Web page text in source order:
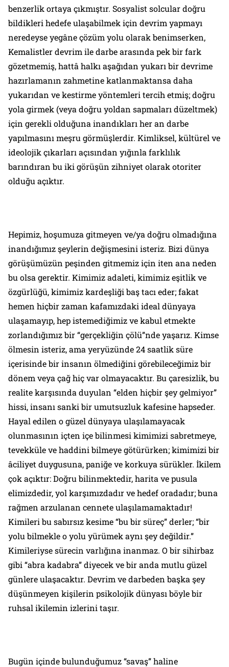
benzerlik ortaya çıkmıştır. Sosyalist solcular doğru
bildikleri hedefe ulaşabilmek için devrim yapmayı
neredeyse yegâne çözüm yolu olarak benimserken,
Kemalistler devrim ile darbe arasında pek bir fark
gözetmemiş, hattâ halkı aşağıdan yukarı bir devrime
hazırlamanın zahmetine katlanmaktansa daha
yukarıdan ve kestirme yöntemleri tercih etmiş; doğru
yola girmek (veya doğru yoldan sapmaları düzeltmek)
için gerekli olduğuna inandıkları her an darbe
yapılmasını meşru görmüşlerdir. Kimliksel, kültürel ve
ideolojik çıkarları açısından yığınla farklılık
barındıran bu iki görüşün zihniyet olarak otoriter
olduğu açıktır.
Hepimiz, hoşumuza gitmeyen ve/ya doğru olmadığına
inandığımız şeylerin değişmesini isteriz. Bizi dünya
görüşümüzün peşinden gitmemiz için iten ana neden
bu olsa gerektir. Kimimiz adaleti, kimimiz eşitlik ve
özgürlüğü, kimimiz kardeşliği baş tacı eder; fakat
hemen hiçbir zaman kafamızdaki ideal dünyaya
ulaşamayıp, hep istemediğimiz ve kabul etmekte
zorlandığımız bir “gerçekliğin çölü”nde yaşarız. Kimse
ölmesin isteriz, ama yeryüzünde 24 saatlik süre
içerisinde bir insanın ölmediğini görebileceğimiz bir
dönem veya çağ hiç var olmayacaktır. Bu çaresizlik, bu
realite karşısında duyulan “elden hiçbir şey gelmiyor”
hissi, insanı sanki bir umutsuzluk kafesine hapseder.
Hayal edilen o güzel dünyaya ulaşılamayacak
olunmasının içten içe bilinmesi kimimizi sabretmeye,
tevekküle ve haddini bilmeye götürürken; kimimizi bir
âciliyet duygusuna, paniğe ve korkuya sürükler. İkilem
çok açıktır: Doğru bilinmektedir, harita ve pusula
elimizdedir, yol karşımızdadır ve hedef oradadır; buna
rağmen arzulanan cennete ulaşılamamaktadır!
Kimileri bu sabırsız kesime “bu bir süreç” derler; “bir
yolu bilmekle o yolu yürümek aynı şey değildir.”
Kimileriyse sürecin varlığına inanmaz. O bir sihirbaz
gibi “abra kadabra” diyecek ve bir anda mutlu güzel
günlere ulaşacaktır. Devrim ve darbeden başka şey
düşünmeyen kişilerin psikolojik dünyası böyle bir
ruhsal ikilemin izlerini taşır.
Bugün içinde bulunduğumuz “savaş” haline